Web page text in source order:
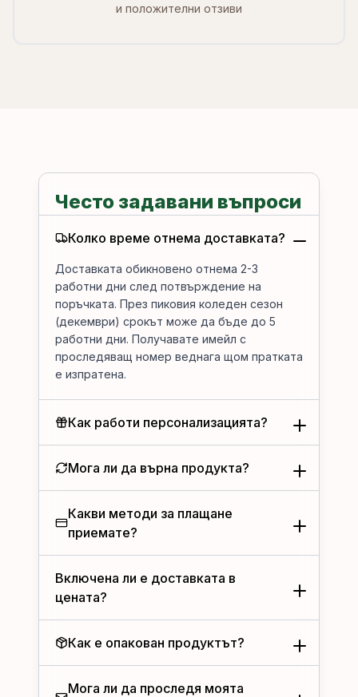
и положителни отзиви
Често задавани въпроси
Колко време отнема доставката?
Доставката обикновено отнема 2-3
работни дни след потвърждение на
поръчката. През пиковия коледен сезон
(декември) срокът може да бъде до 5
работни дни. Получавате имейл с
проследяващ номер веднага щом пратката
е изпратена.
Как работи персонализацията?
Мога ли да върна продукта?
Какви методи за плащане
приемате?
Включена ли е доставката в
цената?
Как е опакован продуктът?
Мога ли да проследя моята